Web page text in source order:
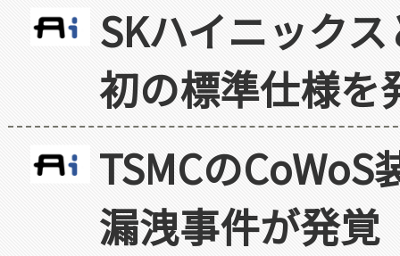
SKハイニック
初の標準仕様を
TSMCの
漏洩事件が発覚